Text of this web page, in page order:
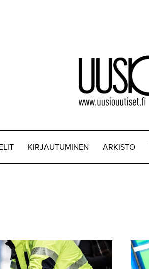
KIRJAUTUMINEN ARKISTO